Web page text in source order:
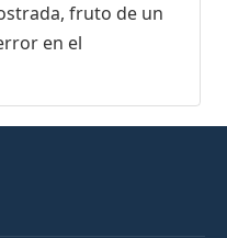
fruto de un
en el